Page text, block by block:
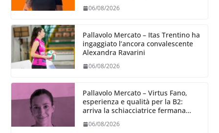
06/08/2026
Pallavolo Mercato – Itas Trentino ha
ingaggiato l’ancora convalescente
Alexandra Ravarini
06/08/2026
Pallavolo Mercato – Virtus Fano,
esperienza e qualità per la B2:
arriva la schiacciatrice fermana
06/08/2026